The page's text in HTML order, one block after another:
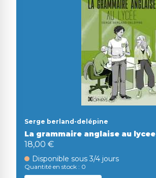
Serge berland-delépine
La grammaire anglaise au lycee
18,00 €
Disponible sous 3/4 jours
Quantité en stock : 0